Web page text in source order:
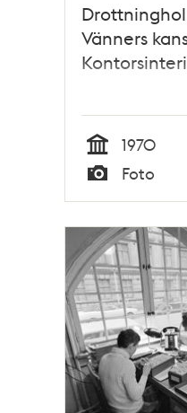
Vänners
Tid
1970
Typ
Foto